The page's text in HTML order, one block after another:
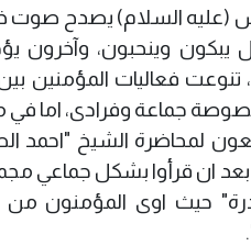
(عليه السلام) يصدح صوت
يبكون وينحبون، وآخرون
فعاليات المؤمنين
جماعة وفرادى،
لمحاضرة الشيخ
بعد ان قرأوا بشكل جماعي
اوى المؤمنون من